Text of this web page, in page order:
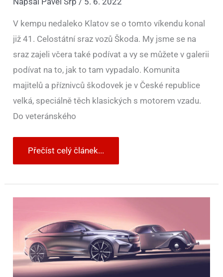
V kempu nedaleko Klatov se o tomto víkendu konal
již 41. Celostátní sraz vozů Škoda. My jsme se na
sraz zajeli včera také podívat a vy se můžete v galerii
podívat na to, jak to tam vypadalo. Komunita
majitelů a příznivců škodovek je v České republice
velká, speciálně těch klasických s motorem vzadu.
Do veteránského
Přečíst celý článek...
Popular
1000
MBX,
110
R
a
podobně.